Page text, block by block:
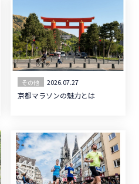
その他 2026.07.27
京都マラソンの魅力とは